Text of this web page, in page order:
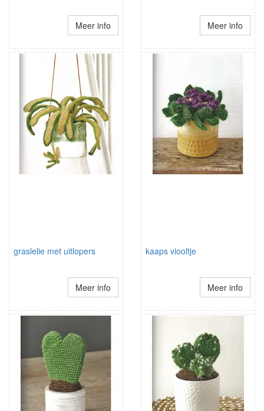
Meer info Meer info
graslelie met uitlopers
Meer info
kaaps viooltje
Meer info